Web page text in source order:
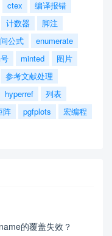
ctex
编译报错
计数器
脚注
公式
enumerate
minted
图片
参考文献处理
hyperref
列表
阵 pgfplots
宏编程
的覆盖失效？